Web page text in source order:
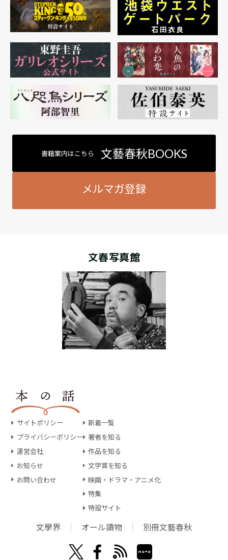
書籍案内はこちら 文藝春秋BOOKS
メルマガ登録
文春写真館
サイトポリシー
プライバシーポリシー
運営会社
お知らせ
お問い合わせ
新着一覧
著者を知る
作品を知る
文学賞を知る
映画・ドラマ・アニメ化
特集
特設サイト
文學界 オール讀物 別冊文藝春秋